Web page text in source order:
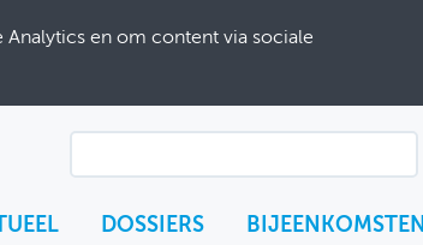
en om content via sociale
DOSSIERS BIJEENKOMSTEN